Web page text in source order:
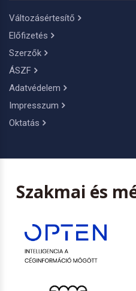
Változásértesítő
Előfizetés
Szerzők
ÁSZF
Adatvédelem
Impresszum
Oktatás
Szakmai és